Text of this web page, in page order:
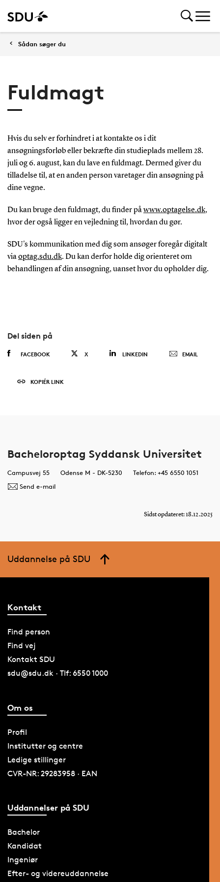
Sådan søger du
Fuldmagt
Hvis du selv er forhindret i at kontakte os i dit
ansøgningsforløb eller bekræfte din studieplads mellem 28.
juli og 6. august, kan du lave en fuldmagt. Dermed giver du
tilladelse til, at en anden person varetager din ansøgning på
dine vegne.
Du kan bruge den fuldmagt, du finder påwww.optagelse.dk,
hvor der også ligger en vejledning til, hvordan du gør.
SDU's kommunikation med dig som ansøger foregår digitalt
viaoptag.sdu.dk. Du kan derfor holde dig orienteret om
behandlingen af din ansøgning, uanset hvor du opholder dig.
Del siden på
FACEBOOK X LINKEDIN EMAIL
KOPIÉR LINK
Bacheloroptag Syddansk Universitet
Campusvej 55 Odense M - DK-5230
Telefon: +45 6550 1051
Send e-mail
Sidst opdateret: 18.12.2025
Uddannelse på SDU
Kontakt
Find person
Find vej
Kontakt SDU
sdu@sdu.dk · Tlf: 6550 1000
Om os
Profil
Institutter og centre
Ledige stillinger
CVR-NR: 29283958 · EAN
Uddannelser på SDU
Bachelor
Kandidat
Ingeniør
Efter- og videreuddannelse